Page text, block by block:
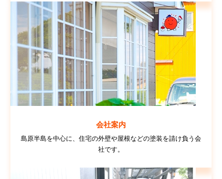
会社案内
島原半島を中心に、住宅の外壁や屋根などの塗装を請け負う会
社です。